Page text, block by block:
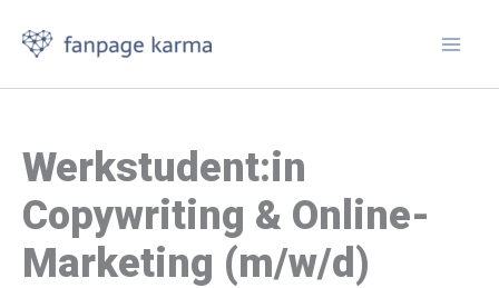
Werkstudent:in
Copywriting & Online-
Marketing (m/w/d)